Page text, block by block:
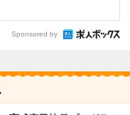
Sponsored by